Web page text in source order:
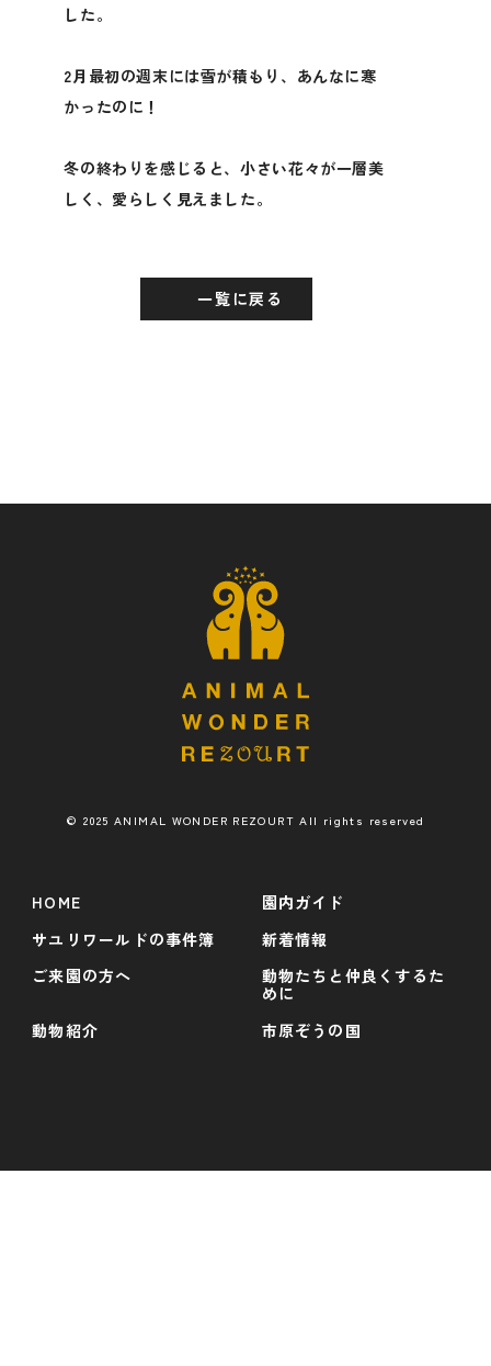
した。
2月最初の週末には雪が積もり、あんなに寒
かったのに！
冬の終わりを感じると、小さい花々が一層美
しく、愛らしく見えました。
一覧に戻る
© 2025 ANIMAL WONDER REZOURT All rights reserved
HOME
園内ガイド
サユリワールドの事件簿
新着情報
ご来園の方へ
動物たちと仲良くするた
めに
動物紹介
市原ぞうの国